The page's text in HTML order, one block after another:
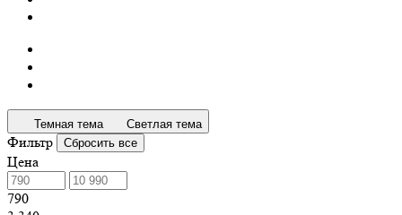
Темная тема Светлая тема
Фильтр Сбросить все
Цена
790